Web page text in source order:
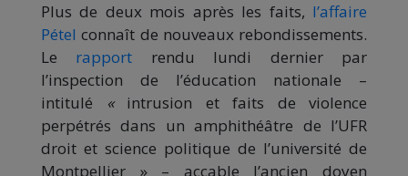
Plus de deux mois après les faits, l’affaire
Pétel connaît de nouveaux rebondissements.
Le rapport rendu lundi dernier par
l’inspection de l’éducation nationale –
intitulé
« intrusion et faits de violence
perpétrés dans un amphithéâtre de l’UFR
droit et science politique de l’université de
Montpellier » – accable l’ancien doyen